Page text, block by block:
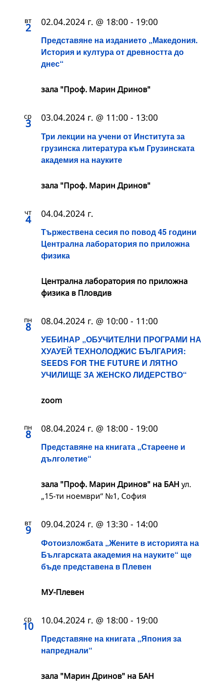
вт
2
Представяне на изданието „Македония.
История и култура от древността до
днес“
02.04.2024 г. @ 18:00 - 19:00
зала "Проф. Марин Дринов"
ср
3
Три лекции на учени от Института за
грузинска литература към Грузинската
академия на науките
03.04.2024 г. @ 11:00 - 13:00
зала "Проф. Марин Дринов"
чт
4
Тържествена сесия по повод 45 години
Централна лаборатория по приложна
физика
04.04.2024 г.
Централна лаборатория по приложна
физика в Пловдив
пн
8
УЕБИНАР „ОБУЧИТЕЛНИ ПРОГРАМИ НА
ХУАУЕЙ ТЕХНОЛОДЖИС БЪЛГАРИЯ:
SEEDS FOR THE FUTURE И ЛЯТНО
УЧИЛИЩЕ ЗА ЖЕНСКО ЛИДЕРСТВО“
08.04.2024 г. @ 10:00 - 11:00
zoom
пн
8
Представяне на книгата „Стареене и
дълголетие“
08.04.2024 г. @ 18:00 - 19:00
зала "Проф. Марин Дринов" на БАН ул.
„15-ти ноември“ №1, София
вт
9
Фотоизложбата „Жените в историята на
Българската академия на науките“ ще
бъде представена в Плевен
09.04.2024 г. @ 13:30 - 14:00
МУ-Плевен
ср
10
Представяне на книгата „Япония за
напреднали“
10.04.2024 г. @ 18:00 - 19:00
зала "Марин Дринов" на БАН